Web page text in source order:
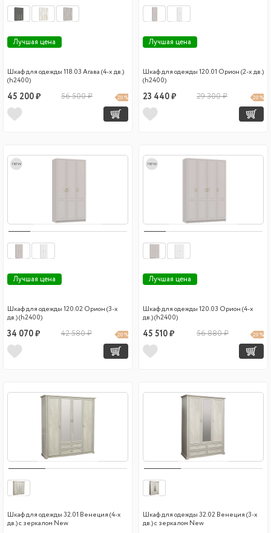
Лучшая цена
Шкаф для одежды 118.03 Агава (4-х дв.)
(h2400)
45 200 ₽ 56 500 ₽ 20 %
Лучшая цена
Шкаф для одежды 120.01 Орион (2-х дв.)
(h2400)
23 440 ₽ 29 300 ₽ 20 %
new
Лучшая цена
Шкаф для одежды 120.02 Орион (3-х
дв.) (h2400)
34 070 ₽ 42 580 ₽ 20 %
new
Лучшая цена
Шкаф для одежды 120.03 Орион (4-х
дв.) (h2400)
45 510 ₽ 56 880 ₽ 20 %
Шкаф для одежды 32.01 Венеция (4-х
дв.) с зеркалом New
Шкаф для одежды 32.02 Венеция (3-х
дв.) с зеркалом New